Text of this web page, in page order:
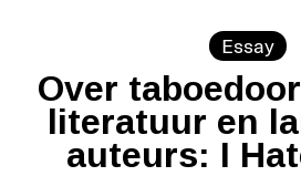
Essay
Over
literatuur en
auteurs: I